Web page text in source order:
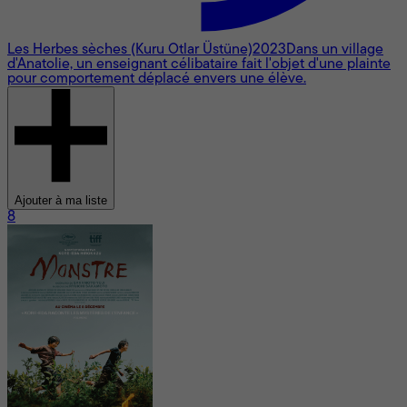
Les Herbes sèches (Kuru Otlar Üstüne)2023 Dans un village
d'Anatolie, un enseignant célibataire fait l'objet d'une plainte
pour comportement déplacé envers une élève.
Ajouter à ma liste
8